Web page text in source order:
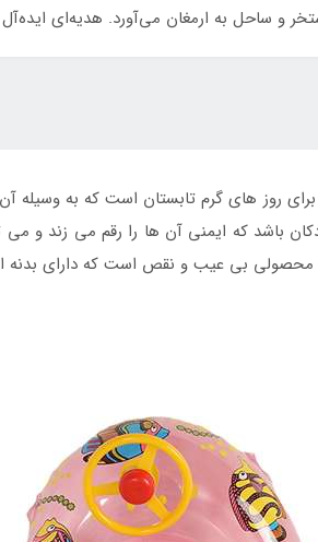
و ساحل به ارمغان می‌آورد. هدیه‌ای
روز های گرم تابستان است که به
باشد که ایمنی آن ها را رقم می زند و می
بی عیب و نقص است که دارای بدنه